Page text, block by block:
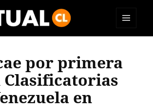
por primera
Clasificatorias
en